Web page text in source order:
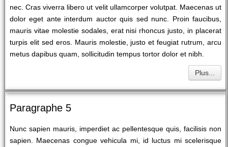
nec. Cras viverra libero ut velit ullamcorper volutpat. Maecenas ut
dolor eget ante interdum auctor quis sed nunc. Proin faucibus,
mauris vitae molestie sodales, erat nisi rhoncus justo, in placerat
turpis elit sed eros. Mauris molestie, justo et feugiat rutrum, arcu
metus dapibus quam, sollicitudin tempus tortor dolor et nibh.
Plus...
Paragraphe 5
Nunc sapien mauris, imperdiet ac pellentesque quis, facilisis non
sapien. Maecenas congue vehicula mi, id luctus mi scelerisque